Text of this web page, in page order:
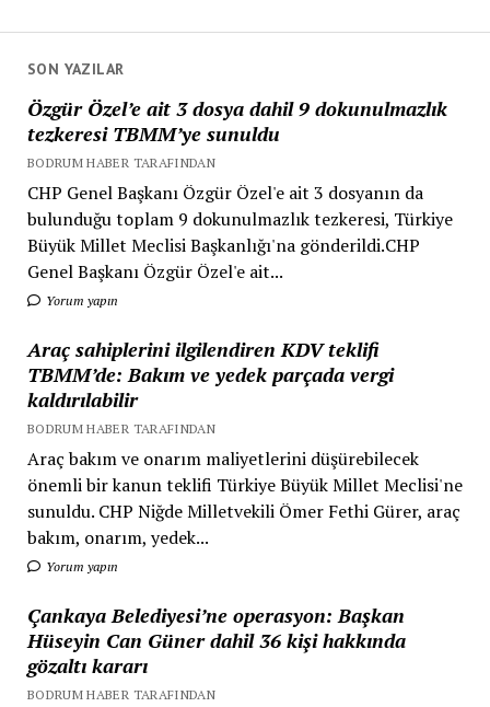
SON YAZILAR
Özgür Özel’e ait 3 dosya dahil 9 dokunulmazlık
tezkeresi TBMM’ye sunuldu
BODRUM HABER TARAFINDAN
CHP Genel Başkanı Özgür Özel'e ait 3 dosyanın da
bulunduğu toplam 9 dokunulmazlık tezkeresi, Türkiye
Büyük Millet Meclisi Başkanlığı'na gönderildi.CHP
Genel Başkanı Özgür Özel'e ait...
Yorum yapın
Araç sahiplerini ilgilendiren KDV teklifi
TBMM’de: Bakım ve yedek parçada vergi
kaldırılabilir
BODRUM HABER TARAFINDAN
Araç bakım ve onarım maliyetlerini düşürebilecek
önemli bir kanun teklifi Türkiye Büyük Millet Meclisi'ne
sunuldu. CHP Niğde Milletvekili Ömer Fethi Gürer, araç
bakım, onarım, yedek...
Yorum yapın
Çankaya Belediyesi’ne operasyon: Başkan
Hüseyin Can Güner dahil 36 kişi hakkında
gözaltı kararı
BODRUM HABER TARAFINDAN